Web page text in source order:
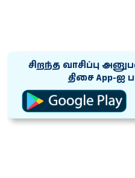
சிறந்த வாசிப்பு
திசை App-ஐ